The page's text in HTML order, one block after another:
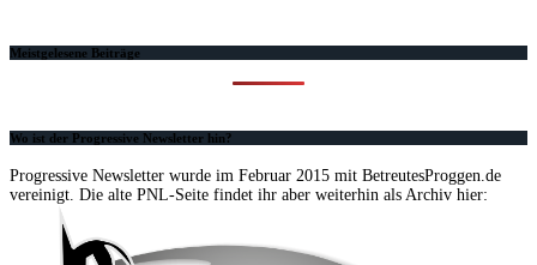
Meistgelesene Beiträge
Wo ist der Progressive Newsletter hin?
Progressive Newsletter wurde im Februar 2015 mit BetreutesProggen.de
vereinigt. Die alte PNL-Seite findet ihr aber weiterhin als Archiv hier: